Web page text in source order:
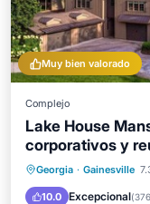
Muy bien valorado
Complejo
Lake House
corporativos y
Georgia · Gainesville
10.0 Excepcional(
Piscina
Piscina